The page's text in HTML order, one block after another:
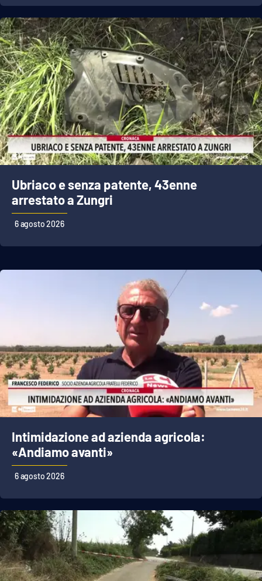
APP
Android
Apple
Ubriaco e senza patente, 43enne
arrestato a Zungri
6 agosto 2026
Intimidazione ad azienda agricola:
«Andiamo avanti»
6 agosto 2026